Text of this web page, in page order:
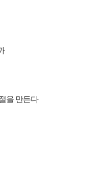
을 만든다